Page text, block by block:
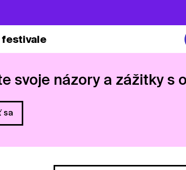
festivale
svoje názory a zážitky s
sa